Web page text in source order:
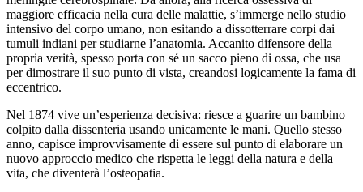
maggiore efficacia nella cura delle malattie, s’immerge nello studio
intensivo del corpo umano, non esitando a dissotterrare corpi dai
tumuli indiani per studiarne l’anatomia. Accanito difensore della
propria verità, spesso porta con sé un sacco pieno di ossa, che usa
per dimostrare il suo punto di vista, creandosi logicamente la fama di
eccentrico.
Nel 1874 vive un’esperienza decisiva: riesce a guarire un bambino
colpito dalla dissenteria usando unicamente le mani. Quello stesso
anno, capisce improvvisamente di essere sul punto di elaborare un
nuovo approccio medico che rispetta le leggi della natura e della
vita, che diventerà l’osteopatia.